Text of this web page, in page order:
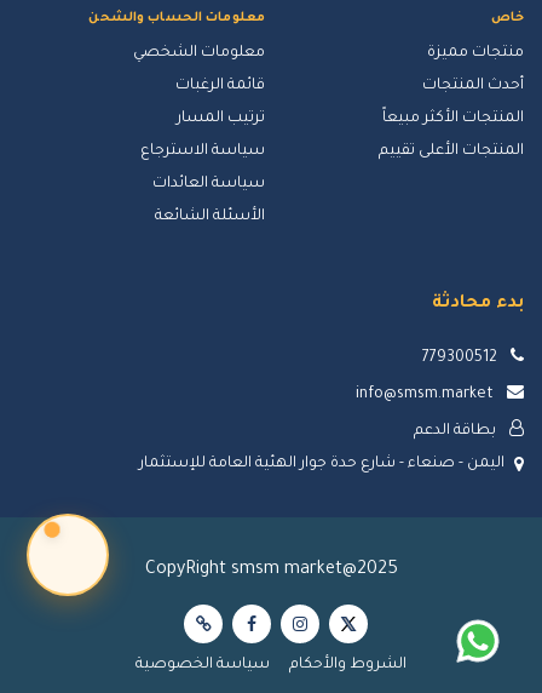
خاص
منتجات مميزة
أحدث المنتجات
المنتجات الأكثر مبيعاً
المنتجات الأعلى تقييم
معلومات الحساب والشحن
معلومات الشخصي
قائمة الرغبات
ترتيب المسار
سياسة الاسترجاع
سياسة العائدات
الأسئلة الشائعة
بدء محادثة
779300512
info@smsm.market
بطاقة الدعم
اليمن - صنعاء - شارع حدة جوار الهئية العامة للإستثمار
CopyRight smsm market@2025
الشروط والأحكام سياسة الخصوصية